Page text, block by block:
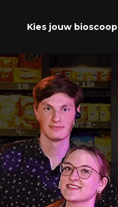
Kies jouw bioscoop